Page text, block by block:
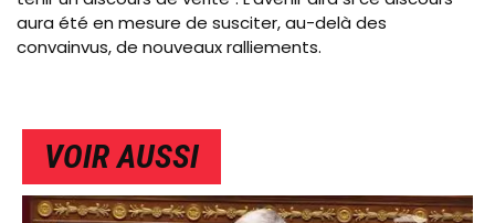
aura été en mesure de susciter, au-delà des
convainvus, de nouveaux ralliements.
VOIR AUSSI